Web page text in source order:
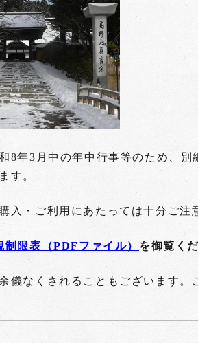
8年3月中の年中行事等のため、
す。
入・ご利用にあたっては十分ご注
制限表（PDFファイル） を御覧く
儀なくされることもございます。